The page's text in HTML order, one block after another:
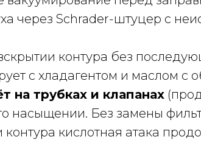
через Schrader-штуцер с
контура без
с хладагентом и маслом с
на трубках и клапанах
насыщении. Без замены
кислотная атака